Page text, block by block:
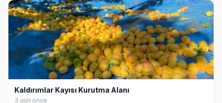
Kaldırımlar Kayısı Kurutma Alanı
3 gün önce